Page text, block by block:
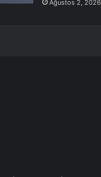
Ağustos 2, 2026